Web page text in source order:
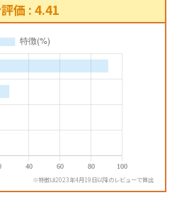
価 : 4.41
※特徴は2023年4月19日以降のレビューで算出